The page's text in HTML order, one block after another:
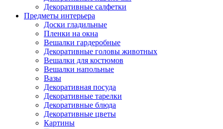
Декоративные салфетки
Предметы интерьера
Доски гладильные
Пленки на окна
Вешалки гардеробные
Декоративные головы животных
Вешалки для костюмов
Вешалки напольные
Вазы
Декоративная посуда
Декоративные тарелки
Декоративные блюда
Декоративные цветы
Картины